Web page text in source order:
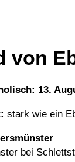
von
13.
stark wie ein
bei